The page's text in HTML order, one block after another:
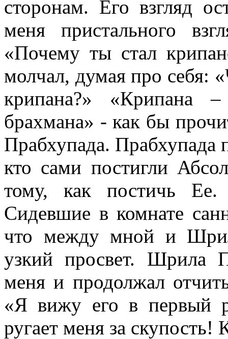
сторонам. Его взгляд
меня пристального
«Почему ты стал
молчал, думая про себя: «
крипана?» «Крипана
брахмана» - как бы
Прабхупада. Прабхупада
кто сами постигли
тому, как постичь
Сидевшие в комнате
что между мной и
узкий просвет. Шрила
меня и продолжал
«Я вижу его в первый
ругает меня за скупость!